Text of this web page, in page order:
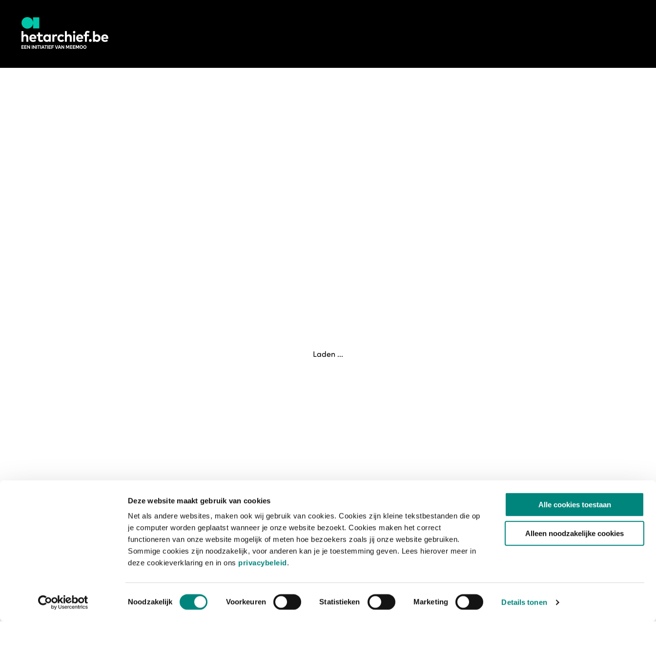
Deze website maakt gebruik van cookies
Net als andere websites, maken ook wij gebruik van cookies. Cookies zijn kleine tekstbestanden die op
je computer worden geplaatst wanneer je onze website bezoekt. Cookies maken het correct
functioneren van onze website mogelijk of meten hoe bezoekers zoals jij onze website gebruiken.
Sommige cookies zijn noodzakelijk, voor anderen kan je je toestemming geven. Lees hierover meer in
deze cookieverklaring en in ons privacybeleid.
Toestemmingsselectie
Noodzakelijk Voorkeuren Statistieken Marketing Details tonen
Alle cookies toestaan
Alleen noodzakelijke cookies
Laden ...